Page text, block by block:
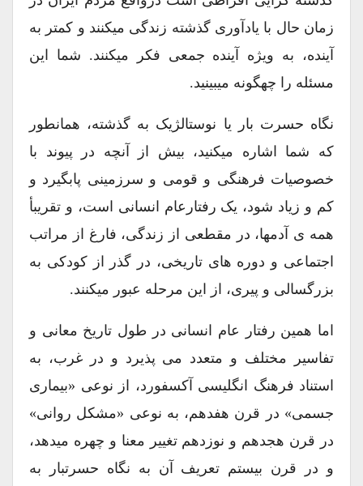
زمان حال با یادآوری گذشته زندگی میکنند و کمتر به
آینده، به ویژه آینده جمعی فکر میکنند. شما این
مسئله را چهگونه میبینید.
نگاه حسرت بار یا نوستالژیک به گذشته، همانطور
که شما اشاره میکنید، بیش از آنچه در پیوند با
خصوصیات فرهنگی و قومی و سرزمینی پابگیرد و
کم و زیاد شود، یک رفتارعام انسانی است، و تقریبأ
همه ی آدمها، در مقطعی از زندگی، فارغ از مراتب
اجتماعی و دوره های تاریخی، در گذر از کودکی به
بزرگسالی و پیری، از این مرحله عبور میکنند.
اما همین رفتار عام انسانی در طول تاریخ معانی و
تفاسیر مختلف و متعدد می پذیرد و در غرب، به
استناد فرهنگ انگلیسی آکسفورد، از نوعی «بیماری
جسمی» در قرن هفدهم، به نوعی «مشکل روانی»
در قرن هجدهم و نوزدهم تغییر معنا و چهره میدهد،
و در قرن بیستم تعریف آن به نگاه حسرتبار به